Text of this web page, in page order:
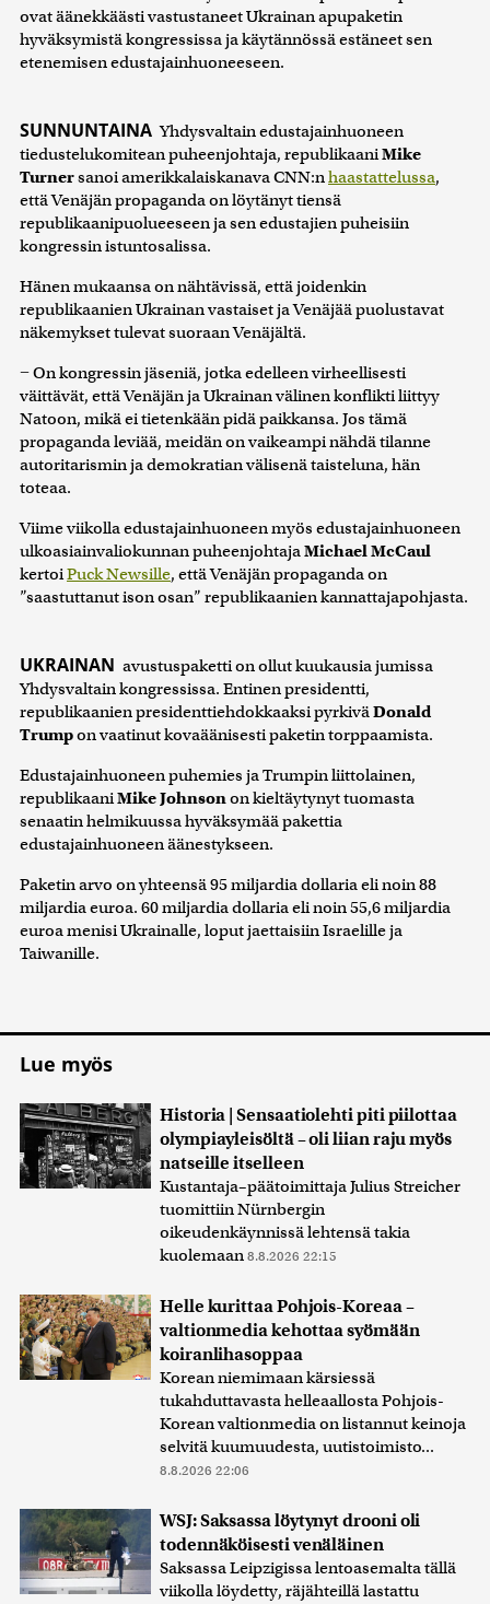
ovat äänekkäästi vastustaneet Ukrainan apupaketin
hyväksymistä kongressissa ja käytännössä estäneet sen
etenemisen edustajainhuoneeseen.
SUNNUNTAINA Yhdysvaltain edustajainhuoneen
tiedustelukomitean puheenjohtaja, republikaaniMike
Turnersanoi amerikkalaiskanava CNN:nhaastattelussa,
että Venäjän propaganda on löytänyt tiensä
republikaanipuolueeseen ja sen edustajien puheisiin
kongressin istuntosalissa.
Hänen mukaansa on nähtävissä, että joidenkin
republikaanien Ukrainan vastaiset ja Venäjää puolustavat
näkemykset tulevat suoraan Venäjältä.
− On kongressin jäseniä, jotka edelleen virheellisesti
väittävät, että Venäjän ja Ukrainan välinen konflikti liittyy
Natoon, mikä ei tietenkään pidä paikkansa. Jos tämä
propaganda leviää, meidän on vaikeampi nähdä tilanne
autoritarismin ja demokratian välisenä taisteluna, hän
toteaa.
Viime viikolla edustajainhuoneen myös edustajainhuoneen
ulkoasiainvaliokunnan puheenjohtajaMichael McCaul
kertoiPuck Newsille, että Venäjän propaganda on
”saastuttanut ison osan” republikaanien kannattajapohjasta.
UKRAINAN avustuspaketti on ollut kuukausia jumissa
Yhdysvaltain kongressissa. Entinen presidentti,
republikaanien presidenttiehdokkaaksi pyrkiväDonald
Trumpon vaatinut kovaäänisesti paketin torppaamista.
Edustajainhuoneen puhemies ja Trumpin liittolainen,
republikaaniMike Johnsonon kieltäytynyt tuomasta
senaatin helmikuussa hyväksymää pakettia
edustajainhuoneen äänestykseen.
Paketin arvo on yhteensä 95 miljardia dollaria eli noin 88
miljardia euroa. 60 miljardia dollaria eli noin 55,6 miljardia
euroa menisi Ukrainalle, loput jaettaisiin Israelille ja
Taiwanille.
Lue myös
Historia | Sensaatiolehti piti piilottaa
olympiayleisöltä – oli liian raju myös
natseille itselleen
Kustantaja–päätoimittaja Julius Streicher
tuomittiin Nürnbergin
oikeudenkäynnissä lehtensä takia
kuolemaan 8.8.2026 22:15
Helle kurittaa Pohjois-Koreaa –
valtionmedia kehottaa syömään
koiranlihasoppaa
Korean niemimaan kärsiessä
tukahduttavasta helleaallosta Pohjois-
Korean valtionmedia on listannut keinoja
selvitä kuumuudesta, uutistoimisto...
8.8.2026 22:06
WSJ: Saksassa löytynyt drooni oli
todennäköisesti venäläinen
Saksassa Leipzigissa lentoasemalta tällä
viikolla löydetty, räjähteillä lastattu